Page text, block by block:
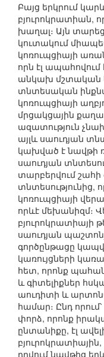
Բայց երկրում
բյուրոկրատիան,
խաղալ։ Այն
կուտակում
կոռուպցիայի
որն էլ
անկախ մշտական
տնտեսական
կոռուպցիայի
մրցակցային
ազատություն
այլև սաուդյան
կախված է նավթի
սաուդյան
տարբերվում
տնտեսությունից,
կոռուպցիայի
որևէ մեխանիզմ։
բյուրոկրատիայի
սաուդյան
գործընթացը
կառույցների
հետ, որոնք
և գիտելիքներ
աուդիտի և
համար։ Ընդ
փորձ, որոնք
ընտանիքը, էլ
դրվում նավթից